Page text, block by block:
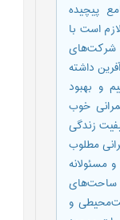
پیچیده
است با
داشته
و بهبود
خوب
زندگی
مطلوب
مسئولانه
و